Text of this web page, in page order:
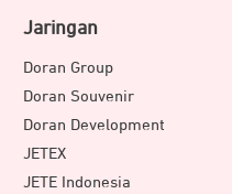
Jaringan
Doran Group
Doran Souvenir
Doran Development
JETEX
JETE Indonesia